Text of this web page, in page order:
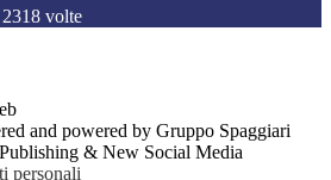
2318 volte
and powered by Gruppo Spaggiari
& New Social Media
personali